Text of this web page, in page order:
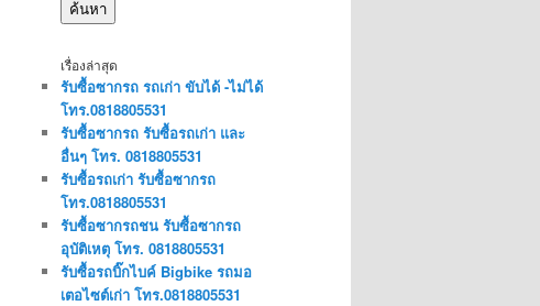
ค้นหา
เรื่องล่าสุด
รับซื้อซากรถ รถเก่า ขับได้ -ไม่ได้
โทร.0818805531
รับซื้อซากรถ รับซื้อรถเก่า และ
อื่นๆ โทร. 0818805531
รับซื้อรถเก่า รับซื้อซากรถ
โทร.0818805531
รับซื้อซากรถชน รับซื้อซากรถ
อุบัติเหตุ โทร. 0818805531
รับซื้อรถบิ๊กไบค์ Bigbike รถมอ
เตอไซต์เก่า โทร.0818805531